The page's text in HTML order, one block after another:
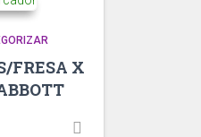
FRESA X